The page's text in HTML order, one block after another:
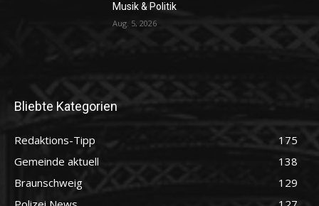
Musik & Politik
Aug. 5, 2026
Bliebte Kategorien
Redaktions-Tipp
175
Gemeinde aktuell
138
Braunschweig
129